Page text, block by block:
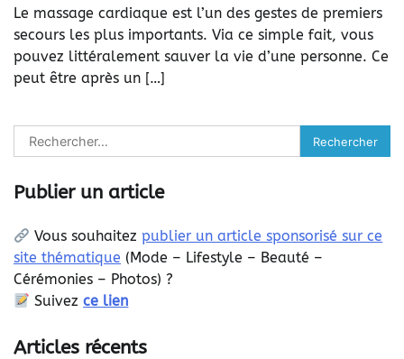
Le massage cardiaque est l’un des gestes de premiers
secours les plus importants. Via ce simple fait, vous
pouvez littéralement sauver la vie d’une personne. Ce
peut être après un […]
Rechercher :
Publier un article
Vous souhaitezpublier un article sponsorisé sur ce
site thématique (Mode – Lifestyle – Beauté –
Cérémonies – Photos) ?
Suivezce lien
Articles récents